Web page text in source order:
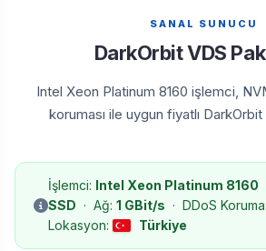
SANAL SUNUCU
DarkOrbit VDS
Intel Xeon Platinum 8160 işlemci,
koruması ile uygun fiyatlı
İşlemci: Intel Xeon Platinum 8160
SSD · Ağ: 1 GBit/s · DDoS Koruma:
Lokasyon:
Türkiye